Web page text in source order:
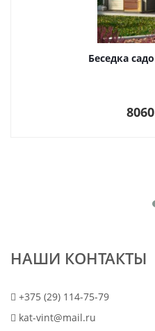
Беседка
НАШИ КОНТАКТЫ
+375 (29) 114-75-79
kat-vint@mail.ru